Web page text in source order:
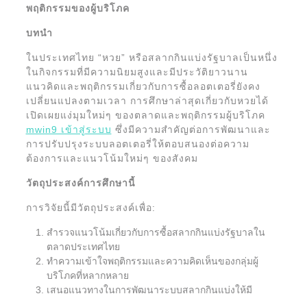
พฤติกรรมของผู้บริโภค
บทนำ
ในประเทศไทย “หวย” หรือสลากกินแบ่งรัฐบาลเป็นหนึ่ง
ในกิจกรรมที่มีความนิยมสูงและมีประวัติยาวนาน
แนวคิดและพฤติกรรมเกี่ยวกับการซื้อลอตเตอรี่ยังคง
เปลี่ยนแปลงตามเวลา การศึกษาล่าสุดเกี่ยวกับหวยได้
เปิดเผยแง่มุมใหม่ๆ ของตลาดและพฤติกรรมผู้บริโภค
mwin9 เข้าสู่ระบบ ซึ่งมีความสำคัญต่อการพัฒนาและ
การปรับปรุงระบบลอตเตอรี่ให้ตอบสนองต่อความ
ต้องการและแนวโน้มใหม่ๆ ของสังคม
วัตถุประสงค์การศึกษานี้
การวิจัยนี้มีวัตถุประสงค์เพื่อ:
สำรวจแนวโน้มเกี่ยวกับการซื้อสลากกินแบ่งรัฐบาลใน
ตลาดประเทศไทย
ทำความเข้าใจพฤติกรรมและความคิดเห็นของกลุ่มผู้
บริโภคที่หลากหลาย
เสนอแนวทางในการพัฒนาระบบสลากกินแบ่งให้มี